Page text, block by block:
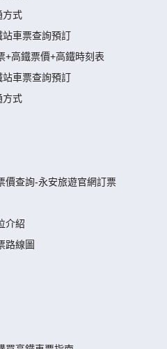
方式
車票查詢預訂
+高鐵票價+高鐵時刻表
車票查詢預訂
方式
價查詢-永安旅遊官網訂票
介紹
路線圖